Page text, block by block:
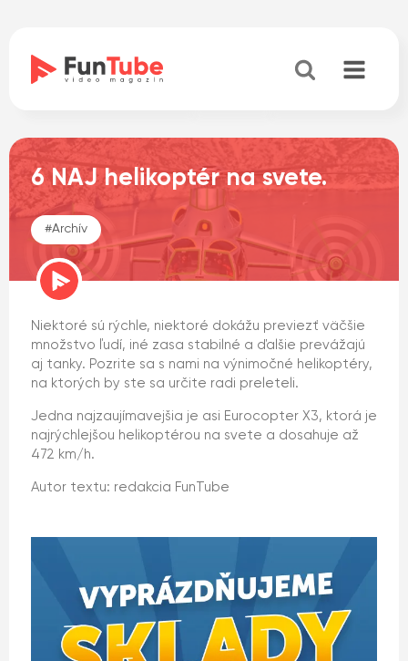
6 NAJ helikoptér na svete.
#Archív
Niektoré sú rýchle, niektoré dokážu previezť väčšie
množstvo ľudí, iné zasa stabilné a ďalšie prevážajú
aj tanky. Pozrite sa s nami na výnimočné helikoptéry,
na ktorých by ste sa určite radi preleteli.
Jedna najzaujímavejšia je asi Eurocopter X3, ktorá je
najrýchlejšou helikoptérou na svete a dosahuje až
472 km/h.
Autor textu: redakcia FunTube